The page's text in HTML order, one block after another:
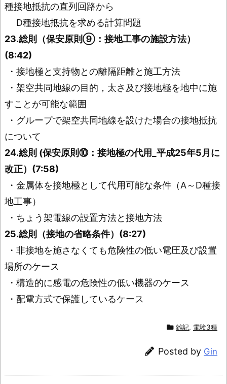
種接地抵抗の直列回路から
D種接地抵抗を求める計算問題
23.総則（保安原則⑨：接地工事の施設方法）
(8:42)
・接地極と支持物との離隔距離と施工方法
・架空共同地線の目的，太さ及び接地極を地中に施
すことが可能な範囲
・グループで架空共同地線を設けた場合の接地抵抗
について
24.総則 (保安原則⑩：接地極の代用_平成25年5月に
改正）(7:58)
・金属体を接地極として代用可能な条件（A～D種接
地工事）
・ちょう架電線の設置方法と接地方法
25.総則（接地の省略条件）(8:27)
・非接地を施さなくても危険性の低い電圧及び設置
場所のケース
・構造的に感電の危険性の低い機器のケース
・配電方式で保護しているケース
雑記, 電験3種
Posted by Gin